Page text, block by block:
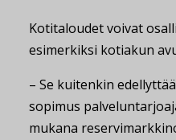
Kotitaloudet voivat
esimerkiksi kotiakun
– Se kuitenkin
sopimus
mukana